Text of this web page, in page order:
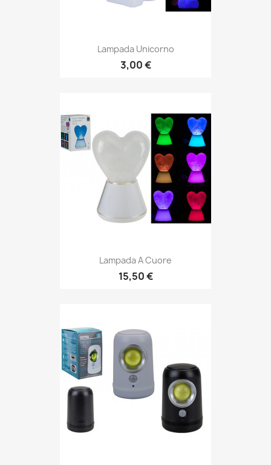
Lampada Unicorno
3,00 €
Lampada A Cuore
15,50 €